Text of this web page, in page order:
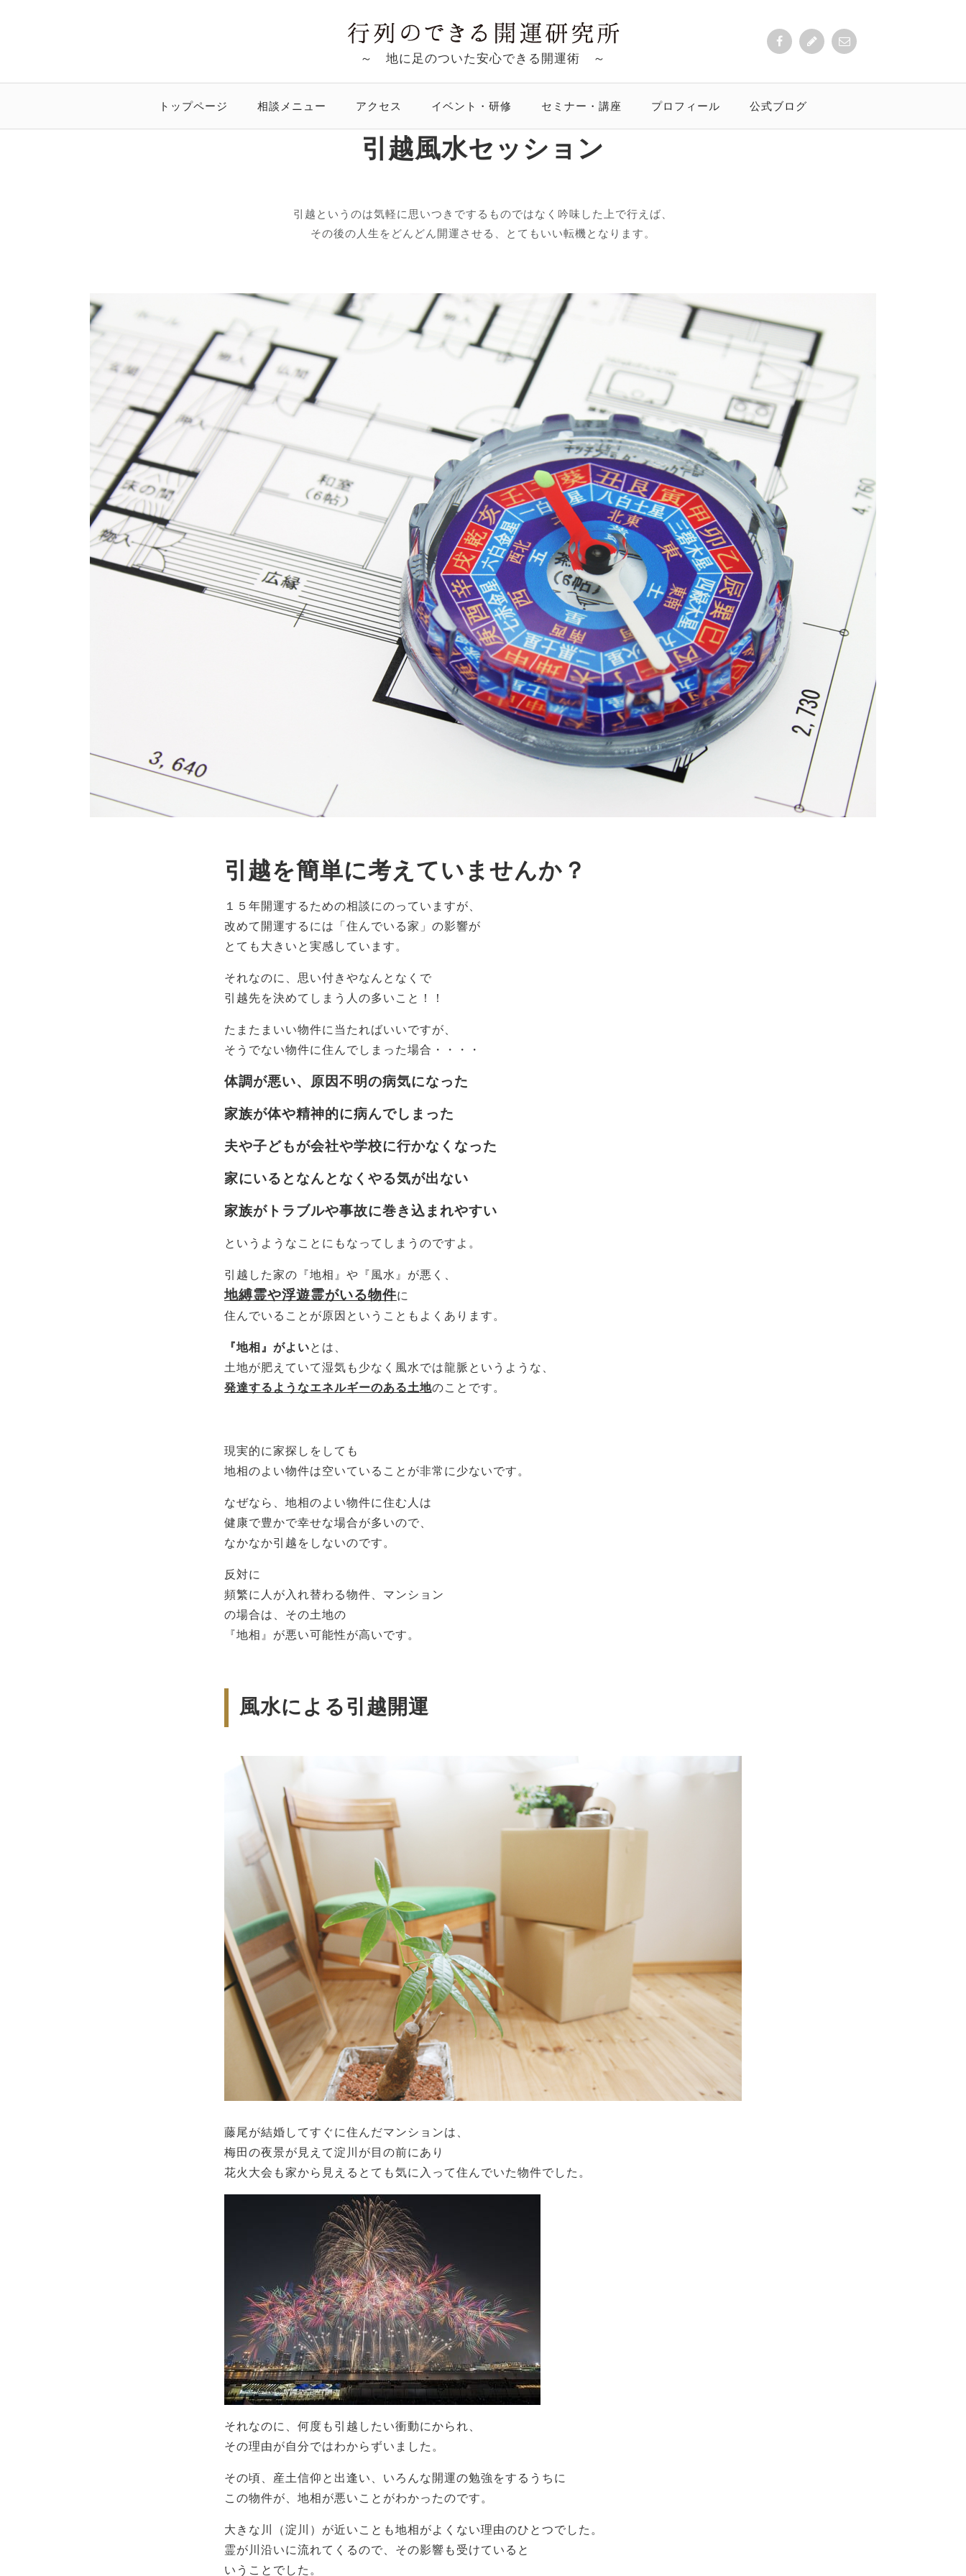
～ 地に足のついた安心できる開運術 ～
トップページ 相談メニュー アクセス イベント・研修 セミナー・講座 プロフィール 公式ブログ
引越風水セッション
引越というのは気軽に思いつきでするものではなく吟味した上で行えば、
その後の人生をどんどん開運させる、とてもいい転機となります。
引越を簡単に考えていませんか？
１５年開運するための相談にのっていますが、
改めて開運するには「住んでいる家」の影響が
とても大きいと実感しています。
それなのに、思い付きやなんとなくで
引越先を決めてしまう人の多いこと！！
たまたまいい物件に当たればいいですが、
そうでない物件に住んでしまった場合・・・・
体調が悪い、原因不明の病気になった
家族が体や精神的に病んでしまった
夫や子どもが会社や学校に行かなくなった
家にいるとなんとなくやる気が出ない
家族がトラブルや事故に巻き込まれやすい
というようなことにもなってしまうのですよ。
引越した家の『地相』や『風水』が悪く、
地縛霊や浮遊霊がいる物件に
住んでいることが原因ということもよくあります。
『地相』がよいとは、
土地が肥えていて湿気も少なく風水では龍脈というような、
発達するようなエネルギーのある土地のことです。
現実的に家探しをしても
地相のよい物件は空いていることが非常に少ないです。
なぜなら、地相のよい物件に住む人は
健康で豊かで幸せな場合が多いので、
なかなか引越をしないのです。
反対に
頻繁に人が入れ替わる物件、マンション
の場合は、その土地の
『地相』が悪い可能性が高いです。
風水による引越開運
藤尾が結婚してすぐに住んだマンションは、
梅田の夜景が見えて淀川が目の前にあり
花火大会も家から見えるとても気に入って住んでいた物件でした。
それなのに、何度も引越したい衝動にかられ、
その理由が自分ではわからずいました。
その頃、産土信仰と出逢い、いろんな開運の勉強をするうちに
この物件が、地相が悪いことがわかったのです。
大きな川（淀川）が近いことも地相がよくない理由のひとつでした。
霊が川沿いに流れてくるので、その影響も受けていると
いうことでした。